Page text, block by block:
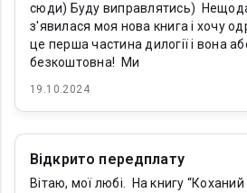
сюди) Буду виправлятись) Нещодавно на сайті
з'явилася моя нова книга і хочу
це перша частина дилогії і вона
безкоштовна! Ми
19.10.2024
Відкрито передплату
Вітаю, мої любі. На книгу “Коханий